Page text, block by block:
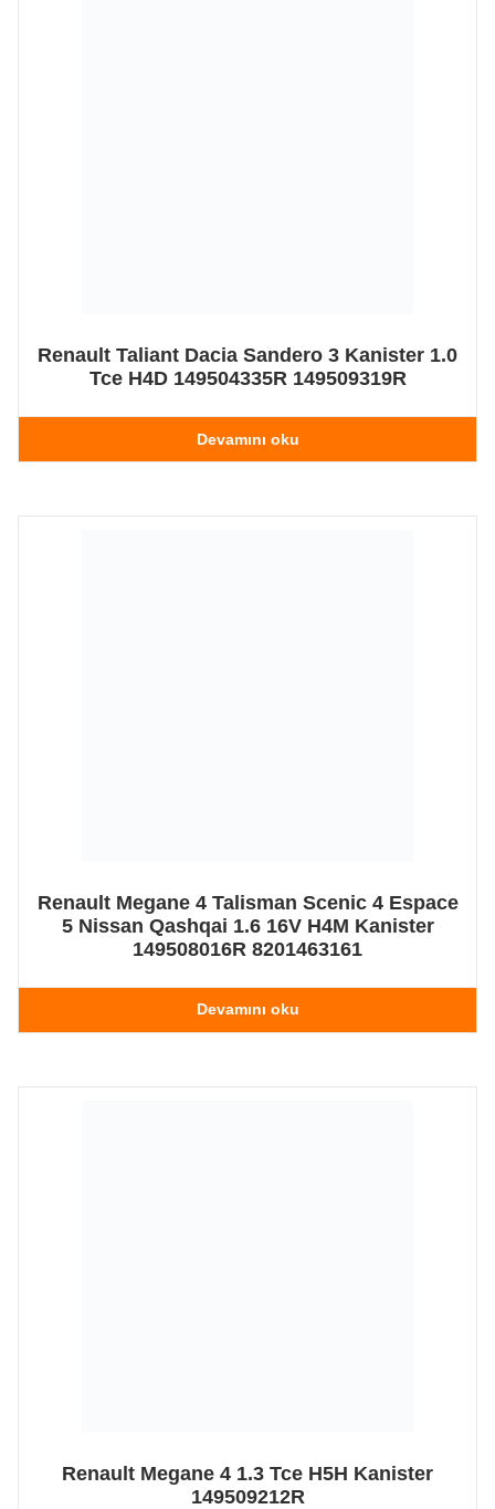
Renault Taliant Dacia Sandero 3 Kanister 1.0
Tce H4D 149504335R 149509319R
Devamını oku
Renault Megane 4 Talisman Scenic 4 Espace
5 Nissan Qashqai 1.6 16V H4M Kanister
149508016R 8201463161
Devamını oku
Renault Megane 4 1.3 Tce H5H Kanister
149509212R